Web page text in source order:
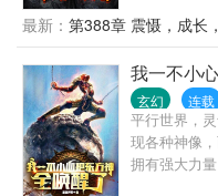
卦… 茅山符
尚方宝剑直
最新： 第388章 震慑，成长
我一不小
玄幻 连载
平行世界，
现各种神像
拥有强大力